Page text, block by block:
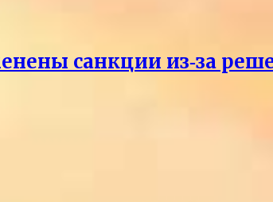
санкции из‑за